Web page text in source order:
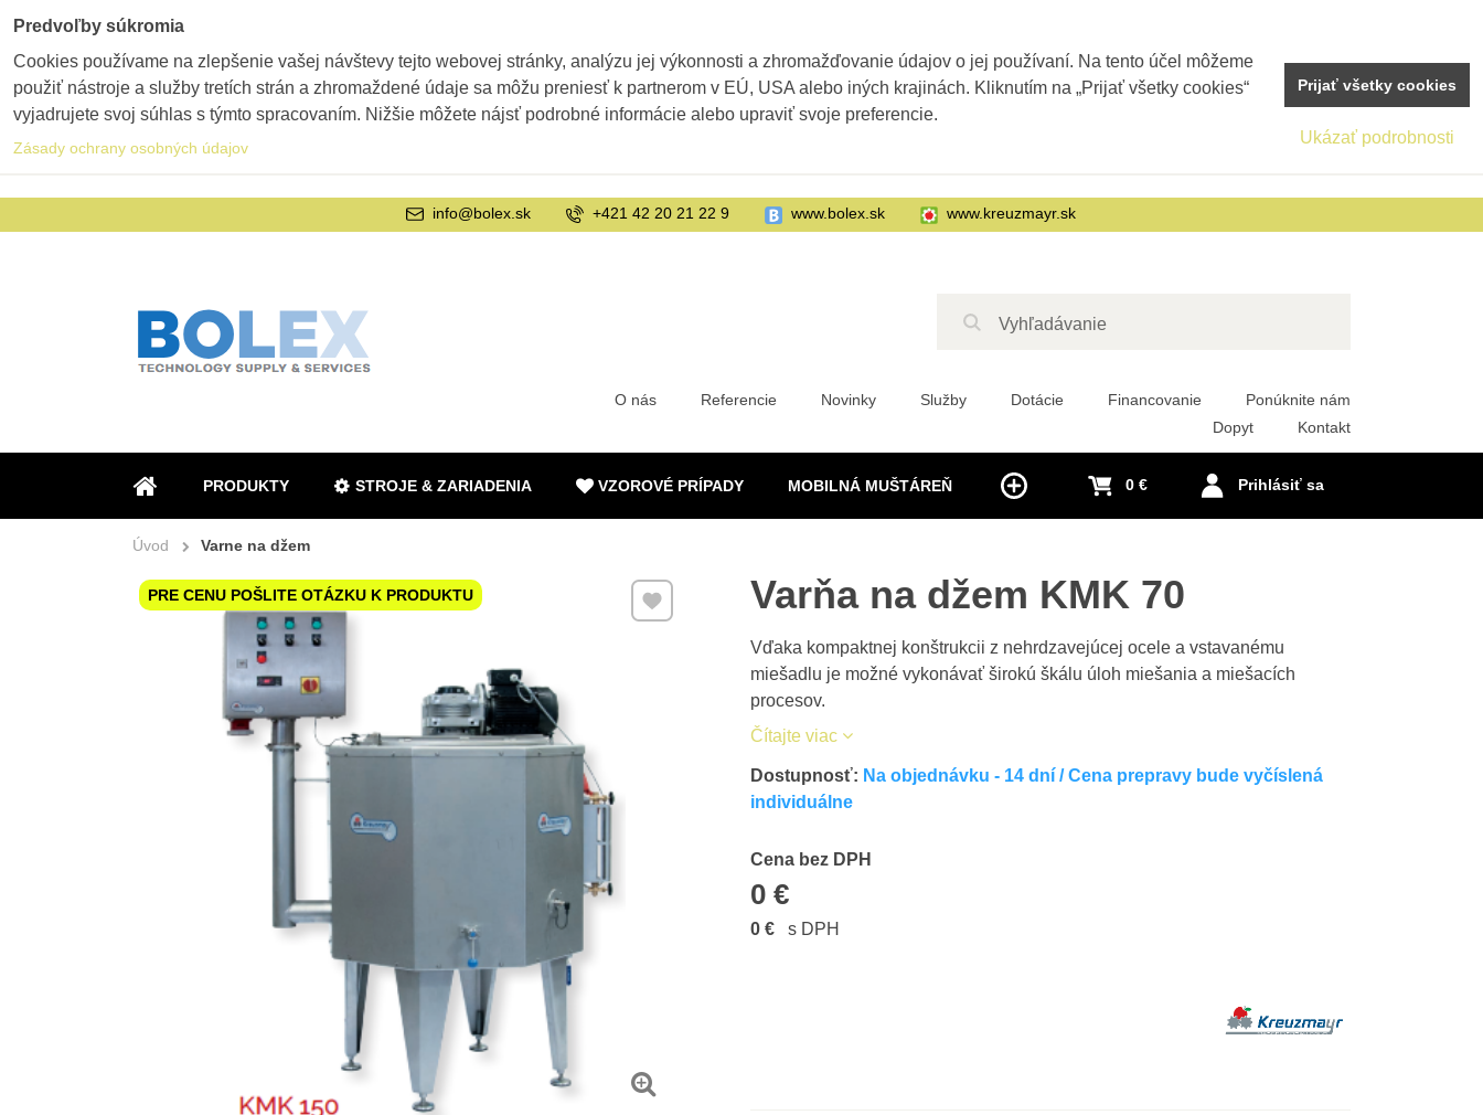
ÚVOD
PRODUKTY STROJE & ZARIADENIA VZOROVÉ PRÍPADY MOBILNÁ MUŠTÁREŇ
O nás Referencie Novinky Služby Dotácie Financovanie
Ponúknite nám
Dopyt
Kontakt
Prihlásiť sa
0 €
info@bolex.sk +421 42 20 21 22 9 www.bolex.sk www.kreuzmayr.sk
Úvod Varne na džem
Varňa na džem KMK 70
Vďaka kompaktnej konštrukcii z nehrdzavejúcej ocele a vstavanému
miešadlu je možné vykonávať širokú škálu úloh miešania a miešacích
procesov.
Čítajte viac
Pridať k Obľúbeným
PRE CENU POŠLITE OTÁZKU K PRODUKTU
Dostupnosť: Na objednávku - 14 dní / Cena prepravy bude vyčíslená
individuálne
Cena bez DPH
0 €
Cena s DPH
0 € s DPH
Predvoľby súkromia
Cookies používame na zlepšenie vašej návštevy tejto webovej stránky, analýzu jej výkonnosti a zhromažďovanie údajov o jej používaní. Na tento účel môžeme
použiť nástroje a služby tretích strán a zhromaždené údaje sa môžu preniesť k partnerom v EÚ, USA alebo iných krajinách. Kliknutím na „Prijať všetky cookies“
vyjadrujete svoj súhlas s týmto spracovaním. Nižšie môžete nájsť podrobné informácie alebo upraviť svoje preferencie.
Zásady ochrany osobných údajov
Ukázať podrobnosti
Prijať všetky cookies